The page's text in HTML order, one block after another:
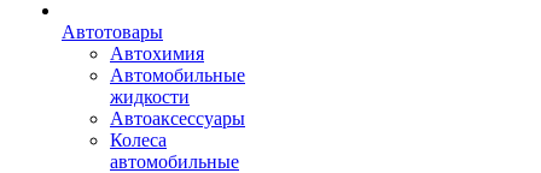
Автотовары
Автохимия
Автомобильные
жидкости
Автоаксессуары
Колеса
автомобильные